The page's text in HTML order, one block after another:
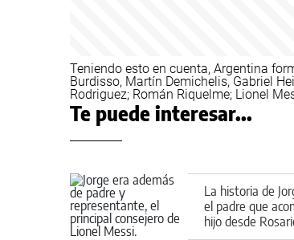
Teniendo esto en cuenta, Argentina
Burdisso, Martín Demichelis, Gabriel
Rodriguez; Román Riquelme; Lionel
Te puede interesar...
La historia de
el padre que
hijo desde
cima del fútbol